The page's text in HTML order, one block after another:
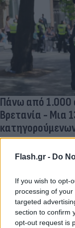
Flash.gr - Do
If you wish to opt-
processing of
targeted
section to confirm
opt-out request is
Πάνω από 1.000
Βρετανία - Μια
της Αγγλίας και της
κοριτσιών στις 29/07.
14.08.2024 08:32